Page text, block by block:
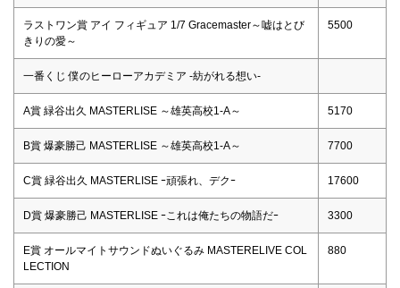
ラストワン賞 アイ フィギュア 1/7 Gracemaster～嘘はとび
きりの愛～
5500
一番くじ 僕のヒーローアカデミア -紡がれる想い-
A賞 緑谷出久 MASTERLISE ～雄英高校1-A～ 5170
B賞 爆豪勝己 MASTERLISE ～雄英高校1-A～ 7700
C賞 緑谷出久 MASTERLISE ｰ頑張れ、デクｰ 17600
D賞 爆豪勝己 MASTERLISE ｰこれは俺たちの物語だｰ 3300
E賞 オールマイトサウンドぬいぐるみ MASTERELIVE COL
LECTION
880